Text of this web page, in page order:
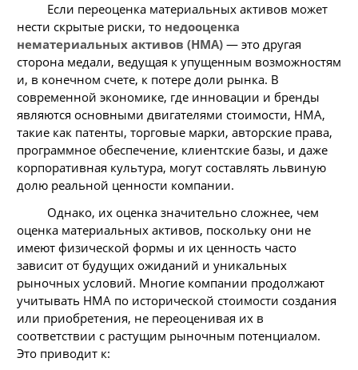
Если переоценка материальных активов может
нести скрытые риски, то недооценка
нематериальных активов (НМА) — это другая
сторона медали, ведущая к упущенным возможностям
и, в конечном счете, к потере доли рынка. В
современной экономике, где инновации и бренды
являются основными двигателями стоимости, НМА,
такие как патенты, торговые марки, авторские права,
программное обеспечение, клиентские базы, и даже
корпоративная культура, могут составлять львиную
долю реальной ценности компании.
Однако, их оценка значительно сложнее, чем
оценка материальных активов, поскольку они не
имеют физической формы и их ценность часто
зависит от будущих ожиданий и уникальных
рыночных условий. Многие компании продолжают
учитывать НМА по исторической стоимости создания
или приобретения, не переоценивая их в
соответствии с растущим рыночным потенциалом.
Это приводит к: